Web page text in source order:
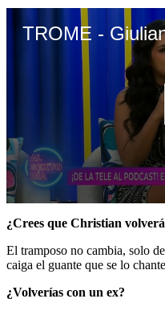
TROME -
seconds
of
4
minutes,
42
seconds
¿Crees que Christian
El tramposo no cambia, solo
caiga el guante que se lo
¿Volverías con un ex?